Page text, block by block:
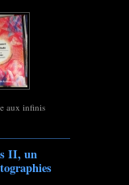
aux infinis
II, un